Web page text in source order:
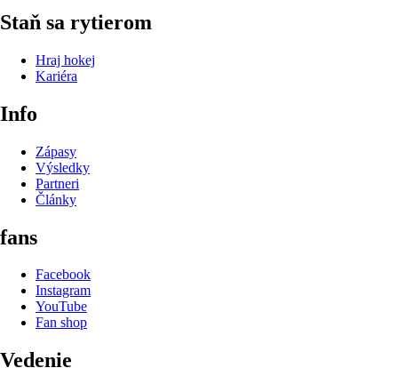
Staň sa rytierom
Hraj hokej
Kariéra
Info
Zápasy
Výsledky
Partneri
Články
fans
Facebook
Instagram
YouTube
Fan shop
Vedenie